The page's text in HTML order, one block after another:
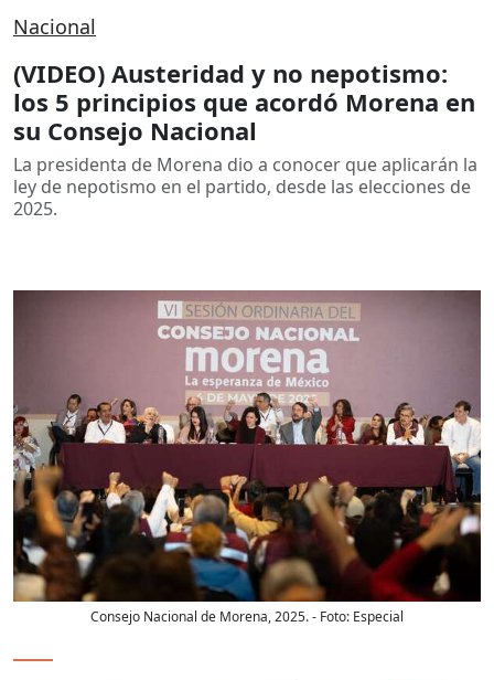
Nacional
(VIDEO) Austeridad y no nepotismo:
los 5 principios que acordó Morena en
su Consejo Nacional
La presidenta de Morena dio a conocer que aplicarán la
ley de nepotismo en el partido, desde las elecciones de
2025.
Consejo Nacional de Morena, 2025.- Foto: Especial